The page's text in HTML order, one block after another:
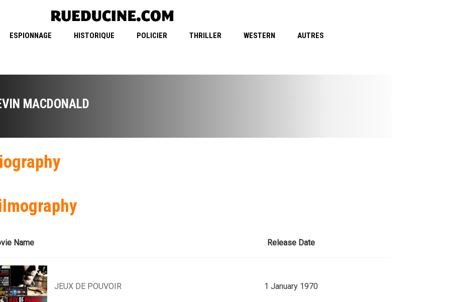
ESPIONNAGE HISTORIQUE POLICIER THRILLER WESTERN AUTRES
MACDONALD
Name Release Date
JEUX DE POUVOIR 1 January 1970